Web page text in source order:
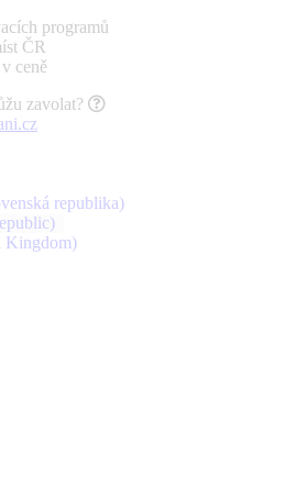
programů
ČR
ceně
zavolat?